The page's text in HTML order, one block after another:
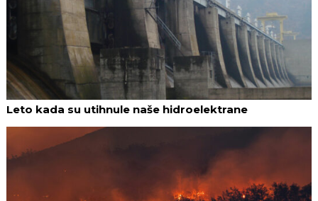
Leto kada su utihnule naše hidroelektrane